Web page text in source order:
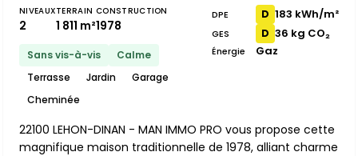
NIVEAUX
2
TERRAIN
1 811 m²
CONSTRUCTION
1978
Sans vis-à-vis
Calme
Terrasse
Jardin
Garage
Cheminée
DPE D 183 kWh/m²
GES D 36 kg CO₂
Énergie Gaz
22100 LEHON-DINAN - MAN IMMO PRO vous propose cette
magnifique maison traditionnelle de 1978, alliant charme